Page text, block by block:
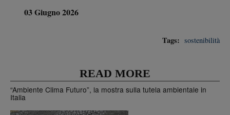
03 Giugno 2026
Tags: sostenibilità
READ MORE
“Ambiente Clima Futuro”, la mostra sulla tutela ambientale in
Italia